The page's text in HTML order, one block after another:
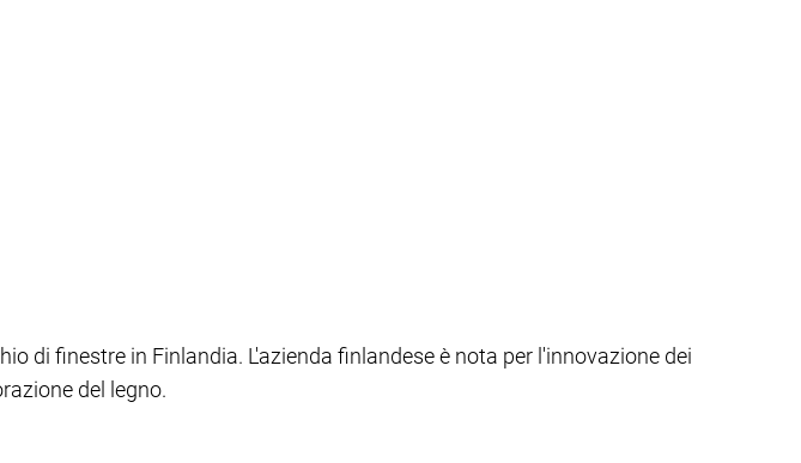
di finestre in Finlandia. L'azienda finlandese è nota per l'innovazione dei
del legno.